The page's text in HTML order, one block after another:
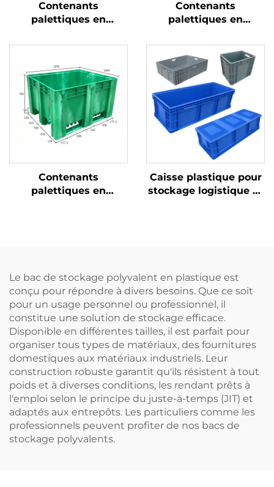
Contenants
palettiques en
pour une logistique et
Contenants
palettiques en
pour une logistique et
un stockage efficaces.
Contenants
palettiques en
Caisse plastique pour
stockage logistique et
Le bac de stockage polyvalent en plastique est
conçu pour répondre à divers besoins. Que ce soit
pour un usage personnel ou professionnel, il
constitue une solution de stockage efficace.
Disponible en différentes tailles, il est parfait pour
organiser tous types de matériaux, des fournitures
domestiques aux matériaux industriels. Leur
construction robuste garantit qu'ils résistent à tout
poids et à diverses conditions, les rendant prêts à
l'emploi selon le principe du juste-à-temps (JIT) et
adaptés aux entrepôts. Les particuliers comme les
professionnels peuvent profiter de nos bacs de
stockage polyvalents.